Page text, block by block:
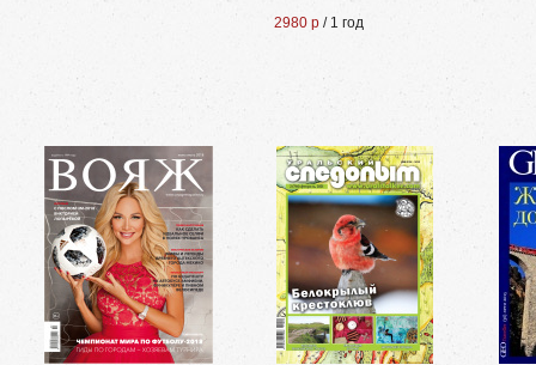
2980 р / 1 год